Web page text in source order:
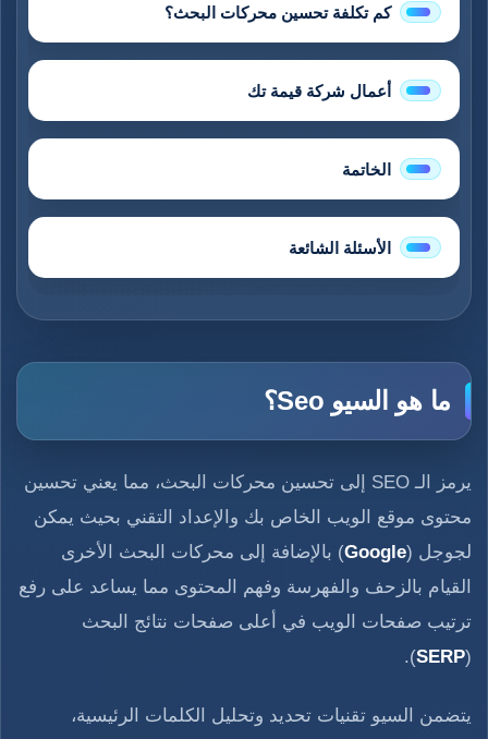
كم تكلفة تحسين محركات البحث؟
أعمال شركة قيمة تك
الخاتمة
الأسئلة الشائعة
ما هو السيو Seo؟
يرمز الـ SEO إلى تحسين محركات البحث، مما يعني تحسين
محتوى موقع الويب الخاص بك والإعداد التقني بحيث يمكن
لجوجل (Google) بالإضافة إلى محركات البحث الأخرى
القيام بالزحف والفهرسة وفهم المحتوى مما يساعد على رفع
ترتيب صفحات الويب في أعلى صفحات نتائج البحث
(
SERP
).
يتضمن السيو تقنيات تحديد وتحليل الكلمات الرئيسية،